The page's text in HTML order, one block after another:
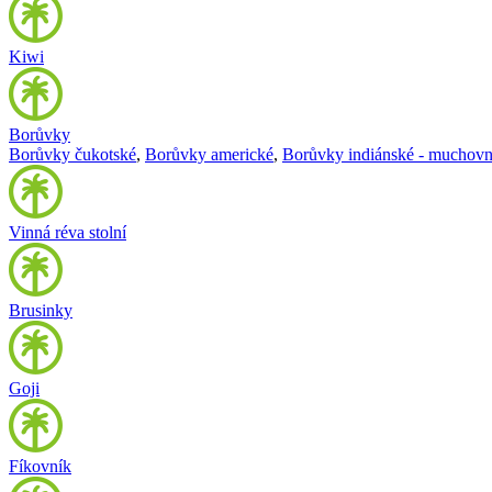
Kiwi
Borůvky
Borůvky čukotské, Borůvky americké, Borůvky indiánské -
Vinná réva stolní
Brusinky
Goji
Fíkovník